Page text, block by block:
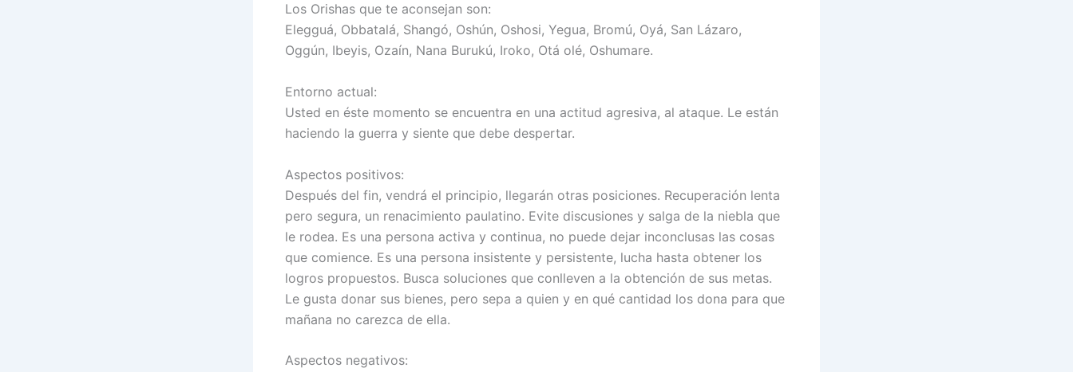
Los Orishas que te aconsejan son:
Elegguá, Obbatalá, Shangó, Oshún, Oshosi, Yegua, Bromú, Oyá, San Lázaro,
Oggún, Ibeyis, Ozaín, Nana Burukú, Iroko, Otá olé, Oshumare.
Entorno actual:
Usted en éste momento se encuentra en una actitud agresiva, al ataque. Le están
haciendo la guerra y siente que debe despertar.
Aspectos positivos:
Después del fin, vendrá el principio, llegarán otras posiciones. Recuperación lenta
pero segura, un renacimiento paulatino. Evite discusiones y salga de la niebla que
le rodea. Es una persona activa y continua, no puede dejar inconclusas las cosas
que comience. Es una persona insistente y persistente, lucha hasta obtener los
logros propuestos. Busca soluciones que conlleven a la obtención de sus metas.
Le gusta donar sus bienes, pero sepa a quien y en qué cantidad los dona para que
mañana no carezca de ella.
Aspectos negativos: